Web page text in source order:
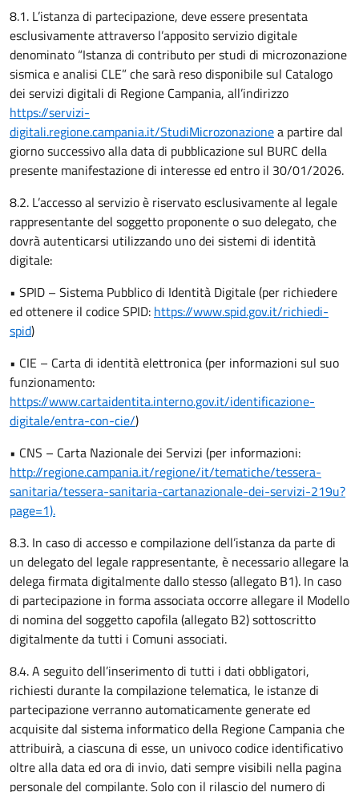
8.1. L’istanza di partecipazione, deve essere presentata
esclusivamente attraverso l’apposito servizio digitale
denominato “Istanza di contributo per studi di microzonazione
sismica e analisi CLE” che sarà reso disponibile sul Catalogo
dei servizi digitali di Regione Campania, all’indirizzo
https://servizi-
digitali.regione.campania.it/StudiMicrozonazionea partire dal
giorno successivo alla data di pubblicazione sul BURC della
presente manifestazione di interesse ed entro il 30/01/2026.
8.2. L’accesso al servizio è riservato esclusivamente al legale
rappresentante del soggetto proponente o suo delegato, che
dovrà autenticarsi utilizzando uno dei sistemi di identità
digitale:
• SPID – Sistema Pubblico di Identità Digitale (per richiedere
ed ottenere il codice SPID: https://www.spid.gov.it/richiedi-
spid)
• CIE – Carta di identità elettronica (per informazioni sul suo
funzionamento:
https://www.cartaidentita.interno.gov.it/identificazione-
digitale/entra-con-cie/)
• CNS – Carta Nazionale dei Servizi (per informazioni:
http://regione.campania.it/regione/it/tematiche/tessera-
sanitaria/tessera-sanitaria-cartanazionale-dei-servizi-219u?
page=1).
8.3. In caso di accesso e compilazione dell’istanza da parte di
un delegato del legale rappresentante, è necessario allegare la
delega firmata digitalmente dallo stesso (allegato B1). In caso
di partecipazione in forma associata occorre allegare il Modello
di nomina del soggetto capofila (allegato B2) sottoscritto
digitalmente da tutti i Comuni associati.
8.4. A seguito dell’inserimento di tutti i dati obbligatori,
richiesti durante la compilazione telematica, le istanze di
partecipazione verranno automaticamente generate ed
acquisite dal sistema informatico della Regione Campania che
attribuirà, a ciascuna di esse, un univoco codice identificativo
oltre alla data ed ora di invio, dati sempre visibili nella pagina
personale del compilante. Solo con il rilascio del numero di